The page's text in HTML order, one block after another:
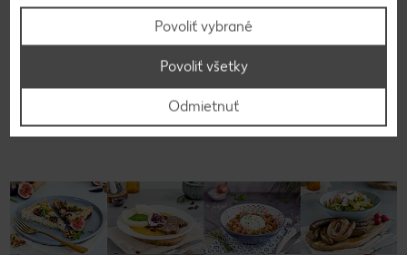
Povoliť vybrané
Odmietnuť
Povoliť všetky